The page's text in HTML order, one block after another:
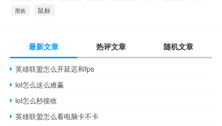
黑铁 鼠标
最新文章 热评文章 随机文章
英雄联盟怎么开延迟和fps
lol怎么这么难赢
lol怎么秒接收
英雄联盟怎么看电脑卡不卡